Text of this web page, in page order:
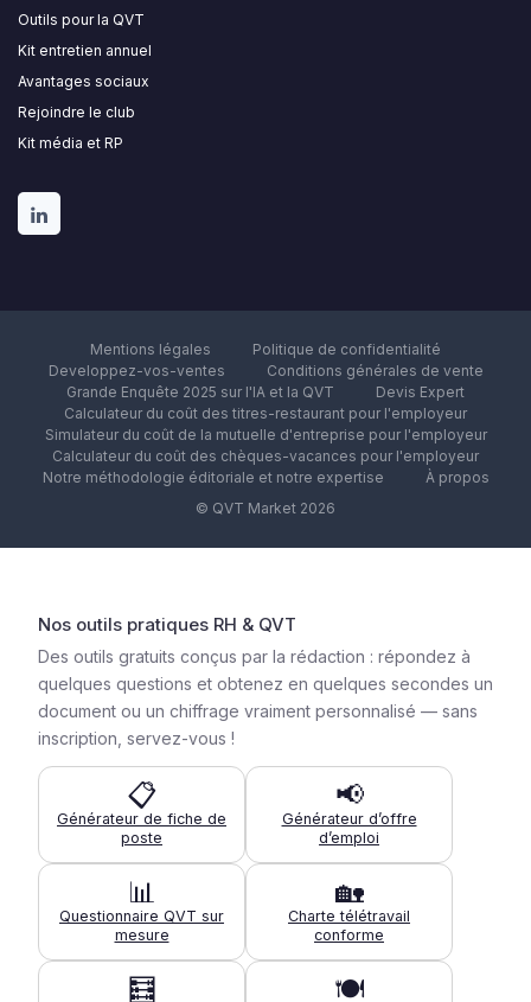
Outils pour la QVT
Kit entretien annuel
Avantages sociaux
Rejoindre le club
Kit média et RP
Mentions légales
Politique de confidentialité
Developpez-vos-ventes
Conditions générales de vente
Grande Enquête 2025 sur l'IA et la QVT
Devis Expert
Calculateur du coût des titres-restaurant pour l'employeur
Simulateur du coût de la mutuelle d'entreprise pour l'employeur
Calculateur du coût des chèques-vacances pour l'employeur
Notre méthodologie éditoriale et notre expertise
À propos
© QVT Market 2026
Nos outils pratiques RH & QVT
Des outils gratuits conçus par la rédaction : répondez à
quelques questions et obtenez en quelques secondes un
document ou un chiffrage vraiment personnalisé — sans
inscription, servez-vous !
📋
Générateur de fiche de
poste
📢
Générateur d’offre
d’emploi
📊
Questionnaire QVT sur
mesure
🏡
Charte télétravail
conforme
🧮 🍽️